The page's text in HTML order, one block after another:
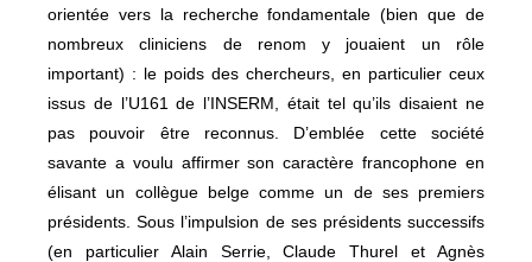
orientée vers la recherche fondamentale (bien que de
nombreux cliniciens de renom y jouaient un rôle
important) : le poids des chercheurs, en particulier ceux
issus de l’U161 de l’INSERM, était tel qu’ils disaient ne
pas pouvoir être reconnus. D’emblée cette société
savante a voulu affirmer son caractère francophone en
élisant un collègue belge comme un de ses premiers
présidents. Sous l’impulsion de ses présidents successifs
(en particulier Alain Serrie, Claude Thurel et Agnès